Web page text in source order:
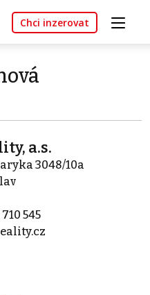
Chci inzerovat
a.s.
3048/10a
545